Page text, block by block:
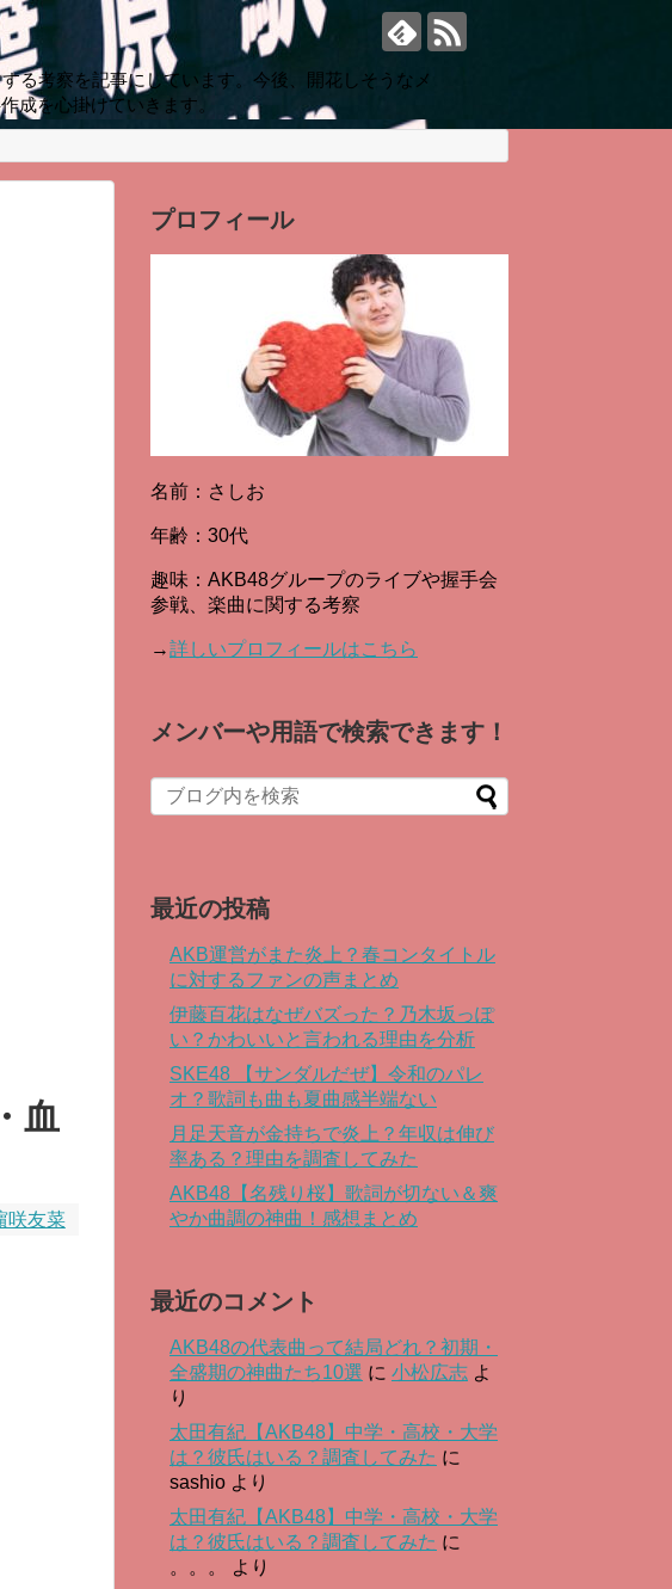
る考察を記事にしています。今後、開花しそうなメ
成を心掛けていきます。
血
咲友菜
プロフィール
名前：さしお
年齢：30代
趣味：AKB48グループのライブや握手会
参戦、楽曲に関する考察
→詳しいプロフィールはこちら
メンバーや用語で検索できます！
最近の投稿
AKB運営がまた炎上？春コンタイトル
に対するファンの声まとめ
伊藤百花はなぜバズった？乃木坂っぽ
い？かわいいと言われる理由を分析
SKE48 【サンダルだぜ】令和のパレ
オ？歌詞も曲も夏曲感半端ない
月足天音が金持ちで炎上？年収は伸び
率ある？理由を調査してみた
AKB48【名残り桜】歌詞が切ない＆爽
やか曲調の神曲！感想まとめ
最近のコメント
AKB48の代表曲って結局どれ？初期・
全盛期の神曲たち10選 に 小松広志 よ
り
太田有紀【AKB48】中学・高校・大学
は？彼氏はいる？調査してみた に
sashio より
太田有紀【AKB48】中学・高校・大学
は？彼氏はいる？調査してみた に
。。。
より